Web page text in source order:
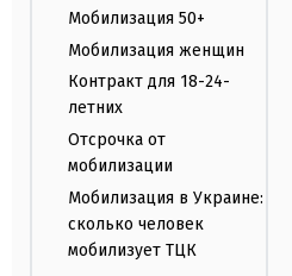
Мобилизация 50+
Мобилизация женщин
Контракт для 18-24-
летних
Отсрочка от
мобилизации
Мобилизация в Украине:
сколько человек
мобилизует ТЦК